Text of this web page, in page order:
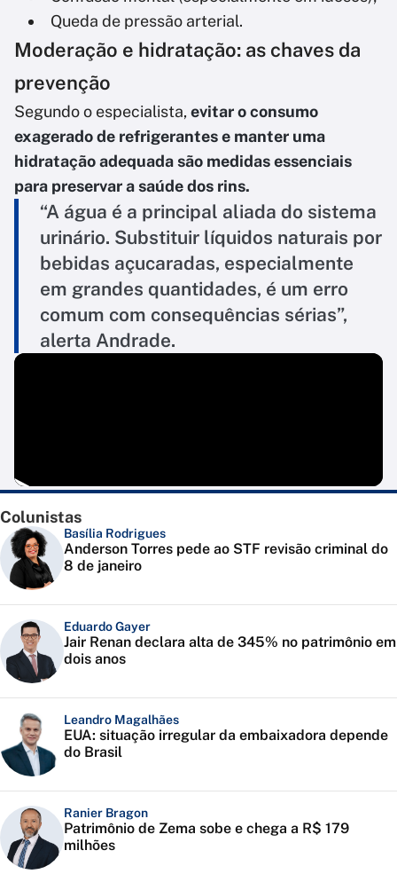
Queda de pressão arterial.
Moderação e hidratação: as chaves da
prevenção
Segundo o especialista, evitar o consumo
exagerado de refrigerantes e manter uma
hidratação adequada são medidas essenciais
para preservar a saúde dos rins.
“A água é a principal aliada do sistema
urinário. Substituir líquidos naturais por
bebidas açucaradas, especialmente
em grandes quantidades, é um erro
comum com consequências sérias”,
alerta Andrade.
Colunistas
Basília Rodrigues
Anderson Torres pede ao STF revisão criminal do
8 de janeiro
Eduardo Gayer
Jair Renan declara alta de 345% no patrimônio em
dois anos
Leandro Magalhães
EUA: situação irregular da embaixadora depende
do Brasil
Ranier Bragon
Patrimônio de Zema sobe e chega a R$ 179
milhões